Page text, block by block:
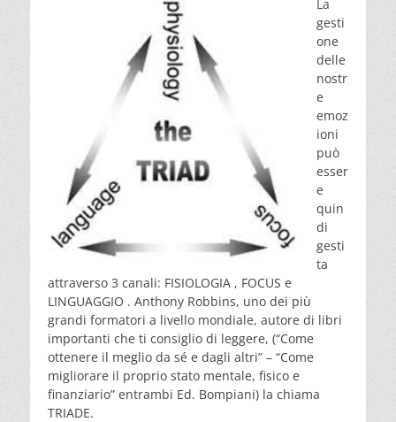
La
gesti
one
delle
nostr
e
emoz
ioni
può
esser
e
quin
di
gesti
ta
attraverso 3 canali: FISIOLOGIA , FOCUS e
LINGUAGGIO . Anthony Robbins, uno dei più
grandi formatori a livello mondiale, autore di libri
importanti che ti consiglio di leggere, (“Come
ottenere il meglio da sé e dagli altri” – “Come
migliorare il proprio stato mentale, fisico e
finanziario” entrambi Ed. Bompiani) la chiama
TRIADE.